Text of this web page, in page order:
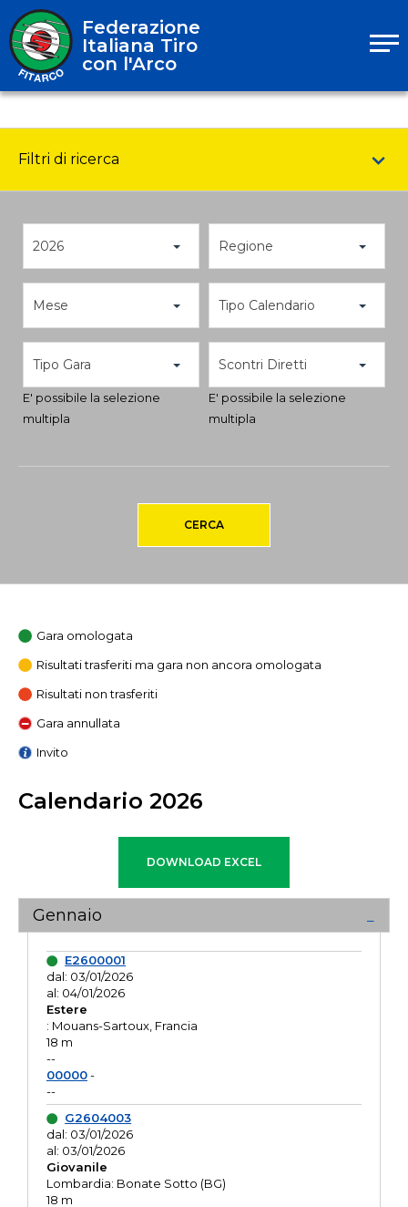
Federazione
Italiana Tiro
con l'Arco
Filtri di ricerca
2026 Regione
Mese Tipo Calendario
Tipo Gara
E' possibile la selezione
multipla
Scontri Diretti
E' possibile la selezione
multipla
CERCA
Gara omologata
Risultati trasferiti ma gara non ancora omologata
Risultati non trasferiti
Gara annullata
Invito
Calendario 2026
Gennaio
E2600001
dal: 03/01/2026
al: 04/01/2026
Estere
: Mouans-Sartoux, Francia
18 m
--
00000-
--
G2604003
dal: 03/01/2026
al: 03/01/2026
Giovanile
Lombardia: Bonate Sotto (BG)
18 m